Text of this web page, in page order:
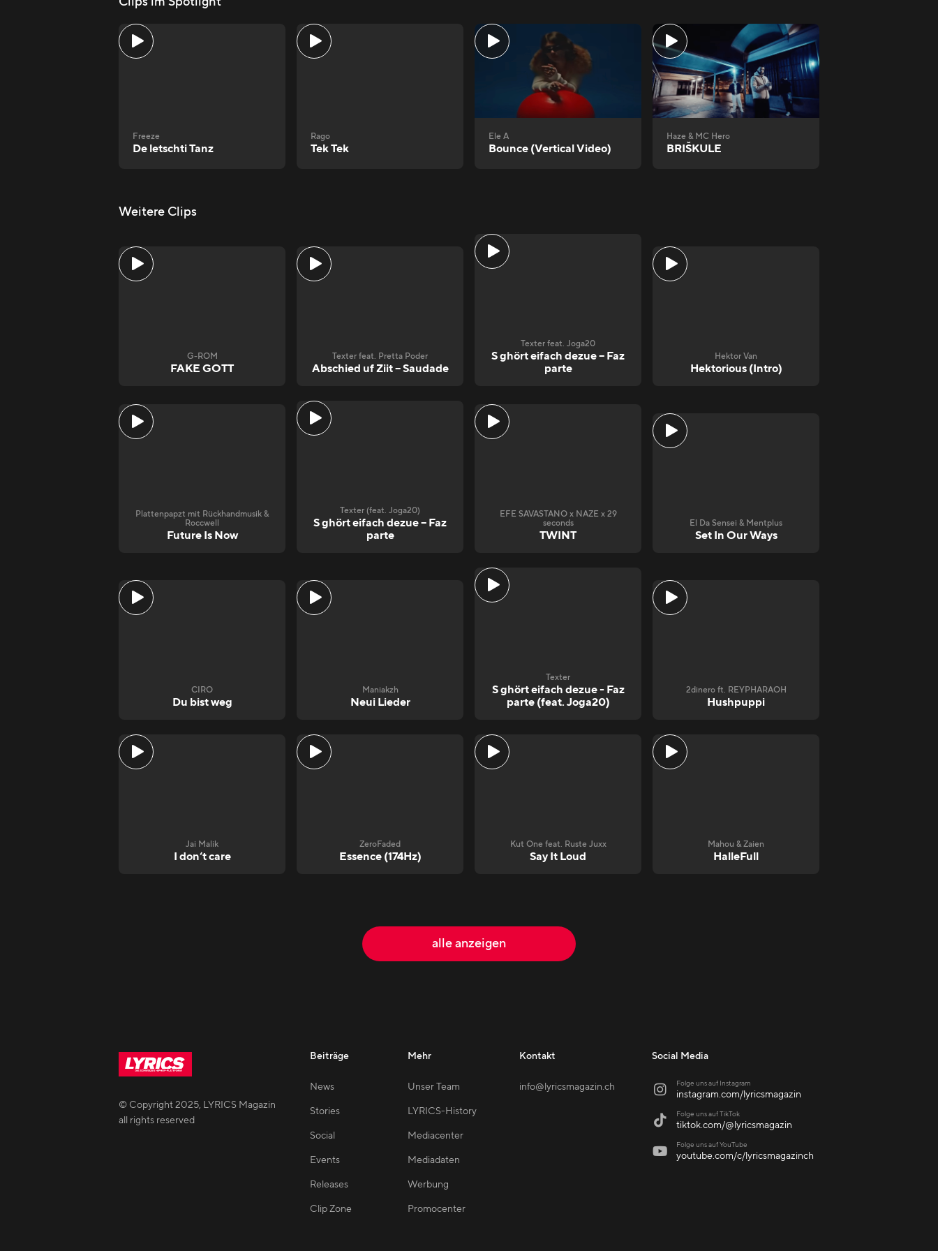
Freeze
De letschti Tanz
Rago
Tek Tek
Ele A
Bounce (Vertical Video)
Haze & MC Hero
BRIŠKULE
Weitere Clips
G-ROM
FAKE GOTT
Texter feat. Pretta Poder
Abschied uf Ziit – Saudade
Texter feat. Joga20
S ghört eifach dezue – Faz
parte
Hektor Van
Hektorious (Intro)
Plattenpapzt mit Rückhandmusik &
Roccwell
Future Is Now
Texter (feat. Joga20)
S ghört eifach dezue – Faz
parte
EFE SAVASTANO x NAZE x 29
seconds
TWINT
El Da Sensei & Mentplus
Set In Our Ways
CIRO
Du bist weg
Maniakzh
Neui Lieder
Texter
S ghört eifach dezue - Faz
parte (feat. Joga20)
2dinero ft. REYPHARAOH
Hushpuppi
Jai Malik
I don‘t care
ZeroFaded
Essence (174Hz)
Kut One feat. Ruste Juxx
Say It Loud
Mahou & Zaien
HalleFull
alle anzeigen
© Copyright2025, LYRICS Magazin
all rights reserved
Beiträge
News
Stories
Social
Events
Releases
Clip Zone
Mehr
Unser Team
LYRICS-History
Mediacenter
Mediadaten
Werbung
Promocenter
Kontakt
info@lyricsmagazin.ch
Social Media
 Folge uns auf Instagram
instagram.com/lyricsmagazin
 Folge uns auf TikTok
tiktok.com/@lyricsmagazin
 Folge uns auf YouTube
youtube.com/c/lyricsmagazinch